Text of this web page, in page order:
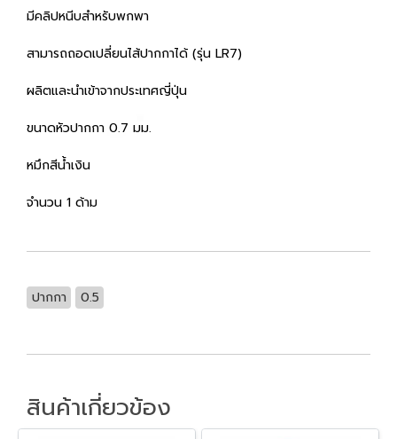
มีคลิปหนีบสำหรับพกพา
สามารถถอดเปลี่ยนไส้ปากกาได้ (รุ่น LR7)
ผลิตและนำเข้าจากประเทศญี่ปุ่น
ขนาดหัวปากกา 0.7 มม.
หมึกสีน้ำเงิน
จำนวน 1 ด้าม
ปากกา 0.5
สินค้าเกี่ยวข้อง